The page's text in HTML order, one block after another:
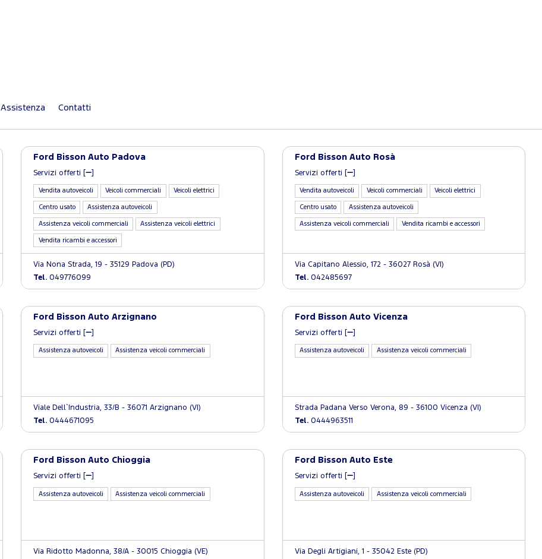
Assistenza Contatti
Ford Bisson Auto Padova
Servizi offerti [
Vendita autoveicoli Veicoli commerciali Veicoli elettrici
Centro usato Assistenza autoveicoli
Assistenza veicoli commerciali Assistenza veicoli elettrici
Vendita ricambi e accessori
Via Nona Strada, 19 - 35129 Padova (PD)
Tel. 049776099
Ford Bisson Auto Rosà
Servizi offerti [ ]
Vendita autoveicoli Veicoli commerciali Veicoli elettrici
Centro usato Assistenza autoveicoli
Assistenza veicoli commerciali Vendita ricambi e accessori
Via Capitano Alessio, 172 - 36027 Rosà (VI)
Tel.042485697
Ford Bisson Auto Arzignano
Servizi offerti [
Assistenza autoveicoli Assistenza veicoli commerciali
Viale Dell`Industria, 33/B - 36071 Arzignano (VI)
Tel. 0444671095
Ford Bisson Auto Vicenza
Servizi offerti [ ]
Assistenza autoveicoli Assistenza veicoli commerciali
Strada Padana Verso Verona, 89 - 36100 Vicenza (VI)
Tel.0444963511
Ford Bisson Auto Chioggia
Servizi offerti [
Assistenza autoveicoli Assistenza veicoli commerciali
Via Ridotto Madonna, 38/A - 30015 Chioggia (VE)
Ford Bisson Auto Este
Servizi offerti [ ]
Assistenza autoveicoli Assistenza veicoli commerciali
Via Degli Artigiani, 1 - 35042 Este (PD)